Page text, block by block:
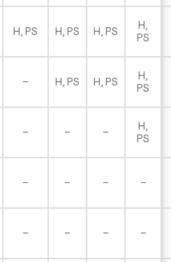
H, PS H, PS H, PS
H,
PS
– H, PS H, PS
H,
PS
– – –
H,
PS
– – – –
– – – –